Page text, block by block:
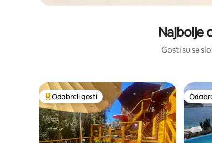
Najbolje
Gosti su se
Među najviše rangiranima s oznakom „Odabrali
Odabrali gosti